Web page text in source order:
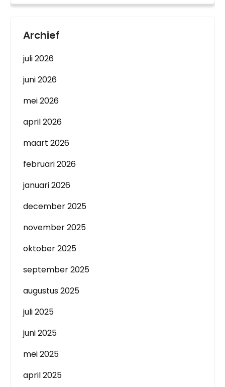
Archief
juli 2026
juni 2026
mei 2026
april 2026
maart 2026
februari 2026
januari 2026
december 2025
november 2025
oktober 2025
september 2025
augustus 2025
juli 2025
juni 2025
mei 2025
april 2025